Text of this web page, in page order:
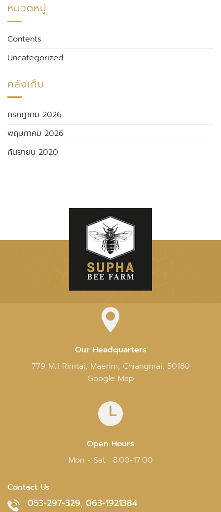
หมวดหมู่
Contents
Uncategorized
คลังเก็บ
กรกฎาคม 2026
พฤษภาคม 2026
กันยายน 2020
Our Headquarters
779 M.1 Rimtai, Maerim, Chiangmai, 50180
Google Map
Open Hours
Mon - Sat : 8:00-17:00
Contact Us
053-297-329, 063-1921384